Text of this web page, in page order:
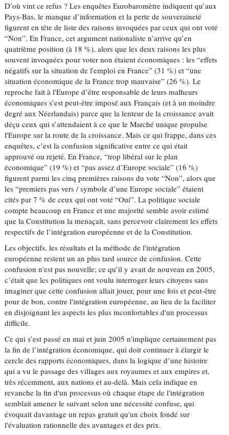
D’où vint ce refus ? Les enquêtes Eurobaromètre indiquent qu’aux
Pays-Bas, le manque d’information et la perte de souveraineté
figurent en tête de liste des raisons invoquées par ceux qui ont voté
“Non”. En France, cet argument nationaliste n’arrive qu’en
quatrième position (à 18 %), alors que les deux raisons les plus
souvent invoquées pour voter non étaient économiques : les “effets
négatifs sur la situation de l'emploi en France” (31 %) et “une
situation économique de la France trop mauvaise” (26 %). Le
reproche fait à l'Europe d’être responsable de leurs malheurs
économiques s’est peut-être imposé aux Français (et à un moindre
degré aux Néerlandais) parce que la lenteur de la croissance avait
déçu ceux qui s’attendaient à ce que le Marché unique propulse
l'Europe sur la route de la croissance. Mais ce qui frappe, dans ces
enquêtes, c’est la confusion significative entre ce qui était
approuvé ou rejeté. En France, “trop libéral sur le plan
économique” (19 %) et “pas assez d’Europe sociale” (16 %)
figurent parmi les cinq premières raisons du vote “Non”, alors que
les “premiers pas vers / symbole d’une Europe sociale” étaient
cités par 7 % de ceux qui ont voté “Oui”. La politique sociale
compte beaucoup en France et une majorité semble avoir estimé
que la Constitution la menaçait, sans percevoir clairement les effets
respectifs de l’intégration européenne et de la Constitution.
Les objectifs, les résultats et la méthode de l'intégration
européenne restent un an plus tard source de confusion. Cette
confusion n'est pas nouvelle; ce qu’il y avait de nouveau en 2005,
c’était que les politiques ont voulu interroger leurs citoyens sans
imaginer que cette confusion allait jouer, pour une fois et peut-être
pour de bon, contre l'intégration européenne, au lieu de la faciliter
en disjoignant les aspects les plus inconfortables d'un processus
difficile.
Ce qui s’est passé en mai et juin 2005 n'implique certainement pas
la fin de l’intégration économique, qui doit continuer à élargir le
cercle des rapports économiques, dans la logique d’une histoire
qui a vu le passage des villages aux royaumes et aux empires et,
très récemment, aux nations et au-delà. Mais cela indique en
revanche la fin d'un processus où chaque étape de l'intégration
semblait amener le suivant selon une nécessité confuse, qui
évoquait davantage un repas gratuit qu'un choix fondé sur
l'évaluation rationnelle des avantages et des prix.